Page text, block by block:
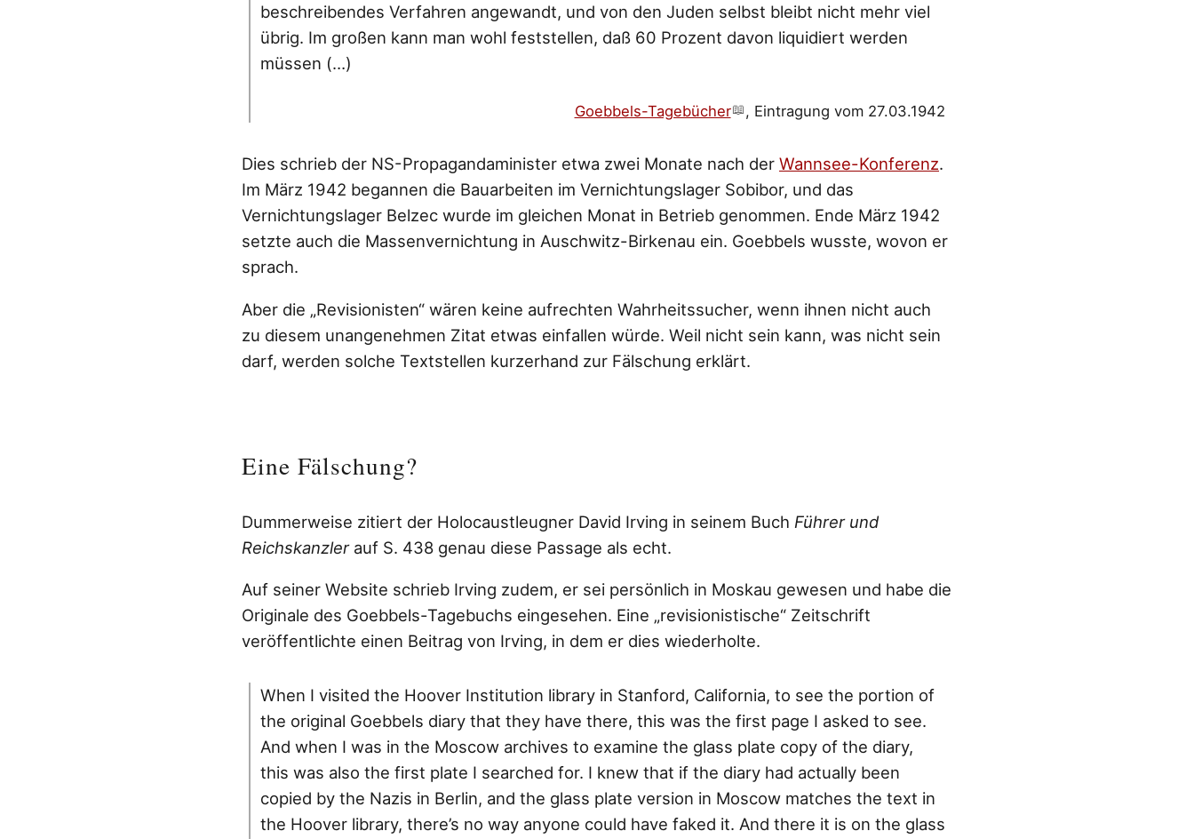
beschreibendes Verfahren angewandt, und von den Juden selbst bleibt nicht mehr viel
übrig. Im großen kann man wohl feststellen, daß 60 Prozent davon liquidiert werden
müssen (…)
Goebbels-Tagebücher , Eintragung vom 27.03.1942
Dies schrieb der NS-Propagandaminister etwa zwei Monate nach der Wannsee-Konferenz.
Im März 1942 begannen die Bauarbeiten im Vernichtungslager Sobibor, und das
Vernichtungslager Belzec wurde im gleichen Monat in Betrieb genommen. Ende März 1942
setzte auch die Massenvernichtung in Auschwitz-Birkenau ein. Goebbels wusste, wovon er
sprach.
Aber die „Revisionisten“ wären keine aufrechten Wahrheitssucher, wenn ihnen nicht auch
zu diesem unangenehmen Zitat etwas einfallen würde. Weil nicht sein kann, was nicht sein
darf, werden solche Textstellen kurzerhand zur Fälschung erklärt.
Eine Fälschung?
Dummerweise zitiert der Holocaustleugner David Irving in seinem Buch Führer und
Reichskanzlerauf S. 438 genau diese Passage als echt.
Auf seiner Website schrieb Irving zudem, er sei persönlich in Moskau gewesen und habe die
Originale des Goebbels-Tagebuchs eingesehen. Eine „revisionistische“ Zeitschrift
veröffentlichte einen Beitrag von Irving, in dem er dies wiederholte.
When I visited the Hoover Institution library in Stanford, California, to see the portion of
the original Goebbels diary that they have there, this was the first page I asked to see.
And when I was in the Moscow archives to examine the glass plate copy of the diary,
this was also the first plate I searched for. I knew that if the diary had actually been
copied by the Nazis in Berlin, and the glass plate version in Moscow matches the text in
the Hoover library, there’s no way anyone could have faked it. And there it is on the glass